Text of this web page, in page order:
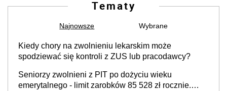
Tematy
Najnowsze Wybrane
Kiedy chory na zwolnieniu lekarskim może
spodziewać się kontroli z ZUS lub pracodawcy?
Seniorzy zwolnieni z PIT po dożyciu wieku
emerytalnego - limit zarobków 85 528 zł rocznie.